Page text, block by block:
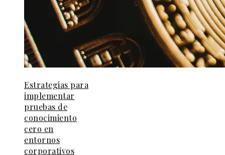
Estrategias para
implementar
pruebas de
conocimiento
cero en
entornos
corporativos